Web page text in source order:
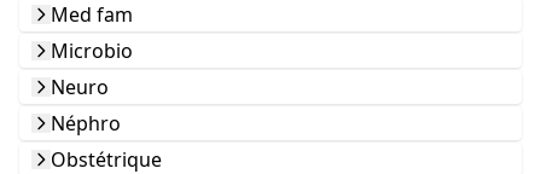
Med fam
Microbio
Neuro
Néphro
Obstétrique